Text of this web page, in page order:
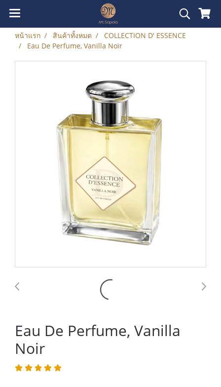
หน้าแรก สินค้าทั้งหมด
COLLECTION D' ESSENCE
Eau De Perfume, Vanilla Noir
Eau De Perfume, Vanilla
Noir